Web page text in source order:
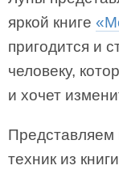
яркой книге
пригодится и
человеку,
и хочет
техник из